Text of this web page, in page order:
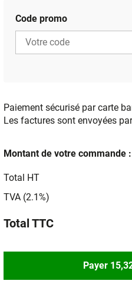
Code promo
Paiement sécurisé par carte
Les factures sont envoyées
Montant de votre commande :
Total HT
TVA (2.1%)
Total TTC
Payer